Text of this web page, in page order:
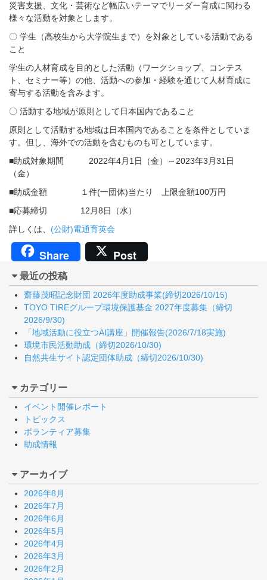
災害支援、文化・芸術など幅広いテーマでリーダー育成に関わる
様々な活動を対象とします。
〇 学生（高校生から大学院生まで）を対象としている活動である
こと
学生の人材育成を目的とした活動（ワークショップ、コンテス
ト、セミナー等）の他、活動への参加・経験を通じて人材育成に
寄与する活動を含みます。
〇 活動する地域が原則として日本国内であること
原則として活動する地域は日本国内であることを条件としていま
す。但し、海外での活動を含むものも可としています。
■助成対象期間 2022年4月1日（金）～2023年3月31日
（金）
■助成金額 １件(一団体)当たり 上限金額100万円
■応募締切 12月8日（水）
詳しくは、 (公財)電通育英会
Share Post
最近の投稿
齋藤茂昭記念財団 2026年度助成事業(締切2026/10/15)
TOYO TIREグループ環境保護基金 2027年度募集（締切
2026/9/30)
「地域活動に役立つAI講座」開催報告(2026/7/18実施)
環境市民活動助成（締切2026/10/30)
自然共生サイト認定団体助成（締切2026/10/30)
カテゴリー
イベント開催レポート
トピックス
ボランティア募集
助成情報
アーカイブ
2026年8月
2026年7月
2026年6月
2026年5月
2026年4月
2026年3月
2026年2月